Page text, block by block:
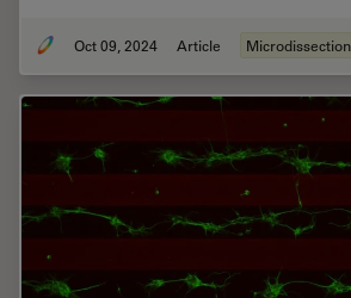
Oct 09, 2024 Article